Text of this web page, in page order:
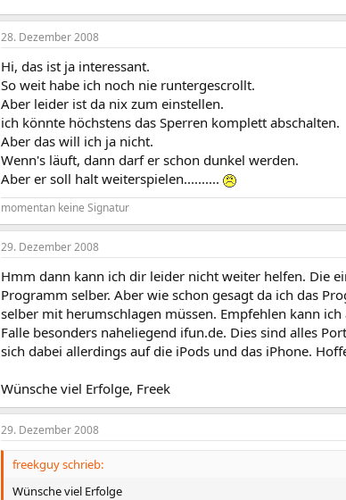
28. Dezember 2008
Hi, das ist ja interessant.
So weit habe ich noch nie runtergescrollt.
Aber leider ist da nix zum einstellen.
ich könnte höchstens das Sperren komplett abschalten.
Aber das will ich ja nicht.
Wenn's läuft, dann darf er schon dunkel werden.
Aber er soll halt weiterspielen..........
momentan keine Signatur
29. Dezember 2008
Hmm dann kann ich dir leider nicht weiter helfen. Die
Programm selber. Aber wie schon gesagt da ich das
selber mit herumschlagen müssen. Empfehlen kann
Falle besonders naheliegend ifun.de. Dies sind alles
sich dabei allerdings auf die iPods und das iPhone.
Wünsche viel Erfolge, Freek
29. Dezember 2008
freekguy schrieb:
Wünsche viel Erfolge